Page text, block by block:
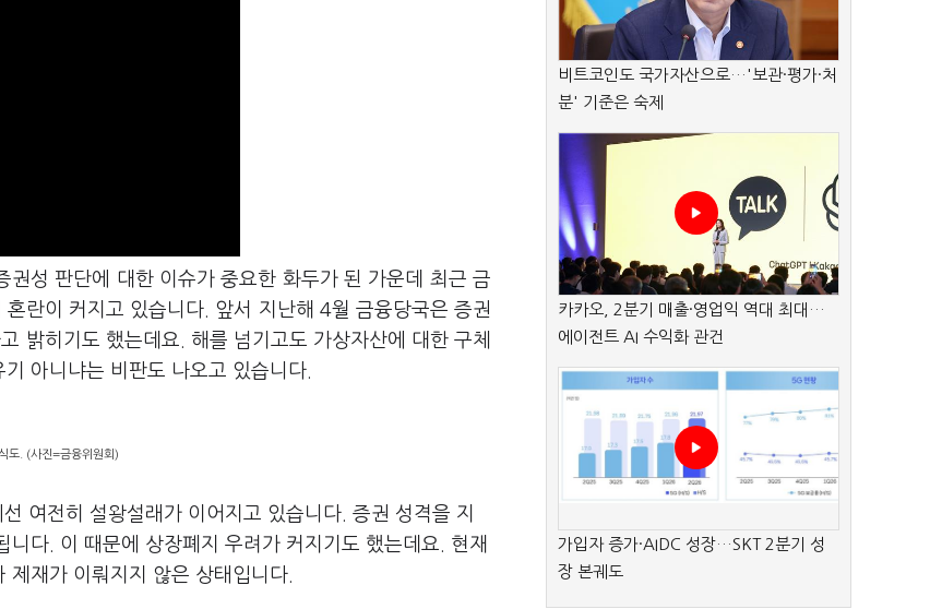
성 판단에 대한 이슈가 중요한 화두가 된 가운데 최근 금
란이 커지고 있습니다. 앞서 지난해 4월 금융당국은 증권
밝히기도 했는데요. 해를 넘기고도 가상자산에 대한 구체
아니냐는 비판도 나오고 있습니다.
도. (사진=금융위원회)
여전히 설왕설래가 이어지고 있습니다. 증권 성격을 지
다. 이 때문에 상장폐지 우려가 커지기도 했는데요. 현재
재가 이뤄지지 않은 상태입니다.
비트코인도 국가자산으로…'보관·평가·처
분' 기준은 숙제
카카오, 2분기 매출·영업익 역대 최대…
에이전트 AI 수익화 관건
가입자 증가·AIDC 성장…SKT 2분기 성
장 본궤도